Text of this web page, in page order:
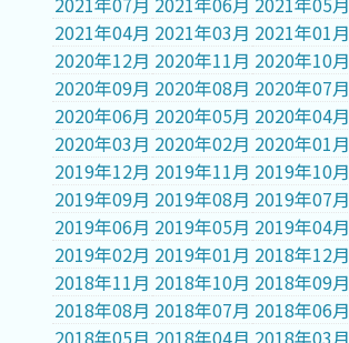
2021年04月 2021年03月 2021年01月
2020年12月 2020年11月 2020年10月
2020年09月 2020年08月 2020年07月
2020年06月 2020年05月 2020年04月
2020年03月 2020年02月 2020年01月
2019年12月 2019年11月 2019年10月
2019年09月 2019年08月 2019年07月
2019年06月 2019年05月 2019年04月
2019年02月 2019年01月 2018年12月
2018年11月 2018年10月 2018年09月
2018年08月 2018年07月 2018年06月
2018年05月 2018年04月 2018年03月